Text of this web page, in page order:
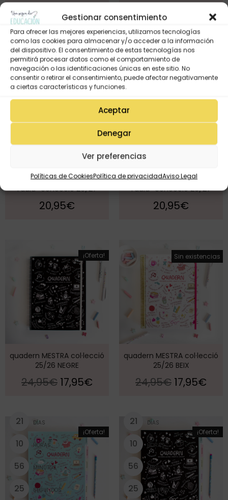
Gestionar consentimiento
Para ofrecer las mejores experiencias, utilizamos tecnologías
como las cookies para almacenar y/o acceder a la información
del dispositivo. El consentimiento de estas tecnologías nos
permitirá procesar datos como el comportamiento de
navegación o las identificaciones únicas en este sitio. No
consentir o retirar el consentimiento, puede afectar negativamente
a ciertas características y funciones.
Aceptar
Denegar
Ver preferencias
Políticas de CookiesPolítica de privacidadAviso Legal
CREMA «ets la màgia de
l’aula» col·lecció 26/27
20,95€
TURQUESA «ets la màgia de
l’aula» col·lecció 26/27
20,95€
¡Oferta!
quadern MESTRA col·lecció
25/26 NEGRE
24,95€ 17,95€
¡Oferta!
Sin existencias
quadern MESTRA col·lecció
25/26 BEIX
24,95€ 17,95€
¡Oferta!
21 DÍAS
10 HORAS
56 MINUTOS
24 SEGUNDOS
¡Oferta!
21 DÍAS
10 HORAS
56 MINUTOS
24 SEGUNDOS